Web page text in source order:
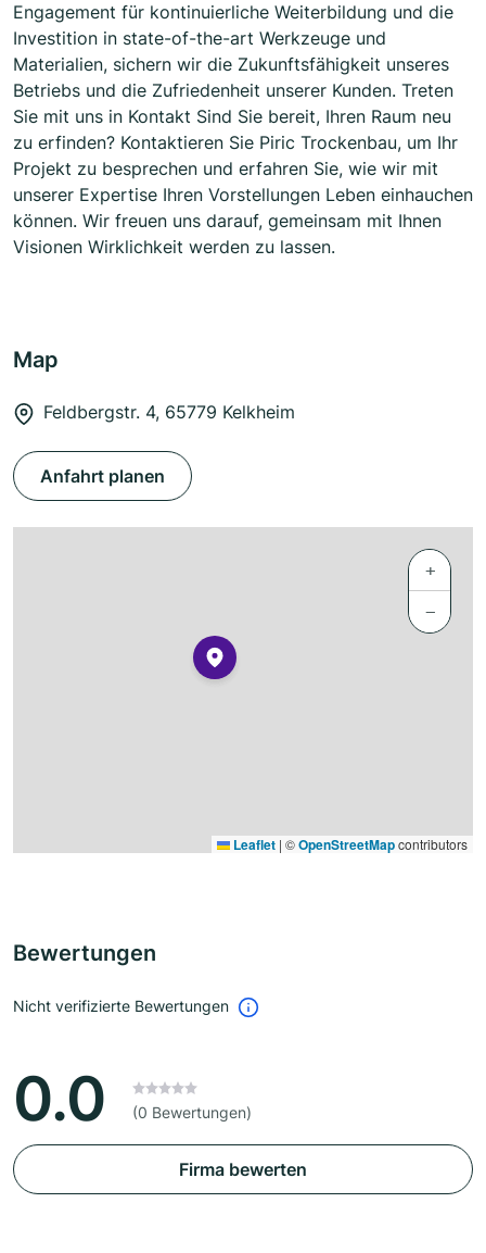
Engagement für kontinuierliche Weiterbildung und die
Investition in state-of-the-art Werkzeuge und
Materialien, sichern wir die Zukunftsfähigkeit unseres
Betriebs und die Zufriedenheit unserer Kunden. Treten
Sie mit uns in Kontakt Sind Sie bereit, Ihren Raum neu
zu erfinden? Kontaktieren Sie Piric Trockenbau, um Ihr
Projekt zu besprechen und erfahren Sie, wie wir mit
unserer Expertise Ihren Vorstellungen Leben einhauchen
können. Wir freuen uns darauf, gemeinsam mit Ihnen
Visionen Wirklichkeit werden zu lassen.
Map
Feldbergstr. 4, 65779 Kelkheim
Anfahrt planen
+
−
Leaflet | ©OpenStreetMapcontributors
Bewertungen
Nicht verifizierte Bewertungen
0.0 (0 Bewertungen)
Firma bewerten